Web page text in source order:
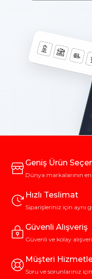
Geniş Ürün
Dünya markalarının
Hızlı Teslimat
Siparişleriniz için aynı
Güvenli Alışveriş
Güvenli ve kolay
Müşteri
Soru ve sorunlarınız